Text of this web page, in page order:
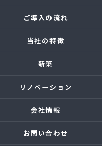
ご導入の流れ
当社の特徴
新築
リノベーション
会社情報
お問い合わせ